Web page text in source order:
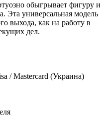
обыгрывает фигуру и
Эта универсальная модель
выхода, как на работу в
дел.
/ Mastercard (Украина)